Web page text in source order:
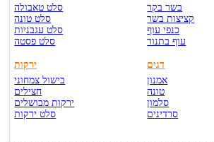
סלט טאבולה
סלט טונה
סלט עגבניות
סלט פסטה
ירקות
בישול צמחוני
חצילים
ירקות מבושלים
סלט ירקות
בשר בקר
קציצות בשר
כנפי עוף
עוף בתנור
דגים
אמנון
טונה
סלמון
סרדינים